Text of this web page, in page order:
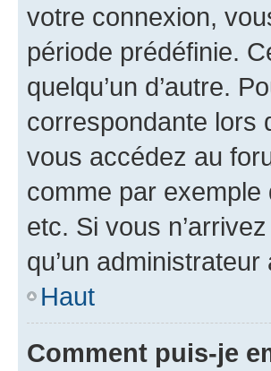
votre connexion,
période prédéfinie.
quelqu’un d’autre.
correspondante lors
vous accédez au
comme par
etc. Si vous
qu’un
Haut
Comment puis-je